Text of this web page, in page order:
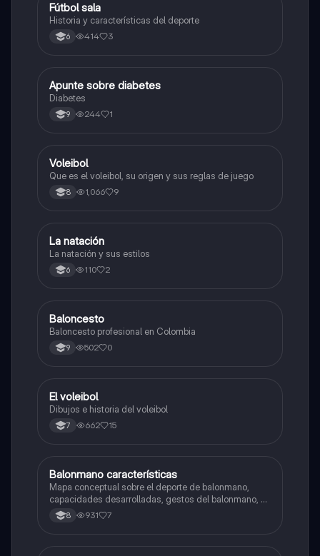
Sociales/Historia
Fútbol sala
Historia y características del deporte
6 414 3
Educación Física
Apunte sobre diabetes
Diabetes
9 244 1
Educación Física
Voleibol
Que es el voleibol, su origen y sus reglas de juego
8 1,066 9
Educación Física
La natación
La natación y sus estilos
6 110 2
Educación Física
Baloncesto
Baloncesto profesional en Colombia
9 502 0
Educación Física
El voleibol
Dibujos e historia del voleibol
7 662 15
Educación Física
Balonmano características
Mapa conceptual sobre el deporte de balonmano,
capacidades desarrolladas, gestos del balonmano, el
juego, reglas etc...
8 931 7